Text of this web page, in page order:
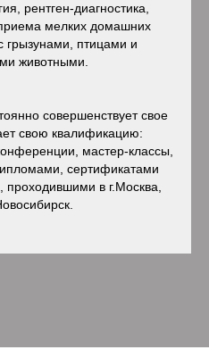
рентген-диагностика,
мелких домашних
грызунами, птицами и
животными.
совершенствует свое
свою квалификацию:
мастер-классы,
сертификатами
проходившими в г.Москва,